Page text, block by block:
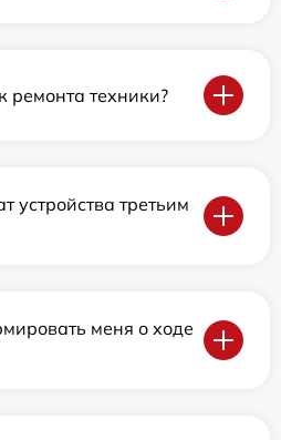
ремонта техники?
устройства третьим
меня о ходе